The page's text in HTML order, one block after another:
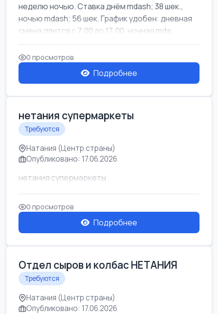
неделю ночью. Ставка днём mdash; 38 шек.,
ночью mdash; 56 шек. График удобен: дневная
смена длится с 7:00 до 17:00, ночная mda...
0 просмотров
Подробнее
нетания супермаркеты
Требуются
Натания (Центр страны)
Опубликовано: 17.06.2026
нетания супермаркеты
0 просмотров
Подробнее
Отдел сыров и колбас НЕТАНИЯ
Требуются
Натания (Центр страны)
Опубликовано: 17.06.2026